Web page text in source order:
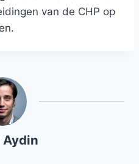
van de CHP op
Aydin